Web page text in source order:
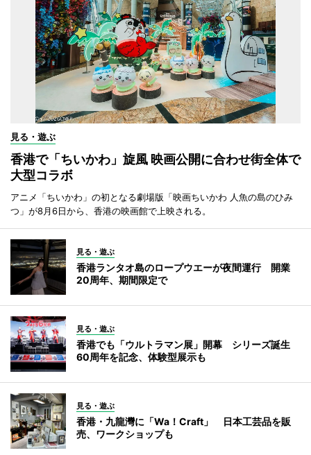
見る・遊ぶ
香港で「ちいかわ」旋風 映画公開に合わせ街全体で
大型コラボ
アニメ「ちいかわ」の初となる劇場版「映画ちいかわ 人魚の島のひみ
つ」が8月6日から、香港の映画館で上映される。
見る・遊ぶ
香港ランタオ島のロープウエーが夜間運行 開業
20周年、期間限定で
見る・遊ぶ
香港でも「ウルトラマン展」開幕 シリーズ誕生
60周年を記念、体験型展示も
見る・遊ぶ
香港・九龍灣に「Wa！Craft」 日本工芸品を販
売、ワークショップも